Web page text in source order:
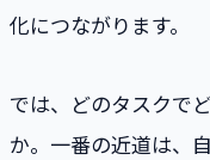
化につながります。
では、どのタスクで
か。一番の近道は、